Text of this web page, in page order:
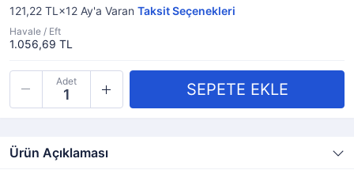
121,22 TL×12 Ay'a Varan Taksit Seçenekleri
Havale / Eft
1.056,69 TL
Adet
Ürün Açıklaması